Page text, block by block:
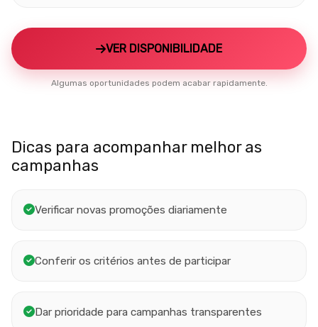
VER DISPONIBILIDADE
Algumas oportunidades podem acabar rapidamente.
Dicas para acompanhar melhor as
campanhas
Verificar novas promoções diariamente
Conferir os critérios antes de participar
Dar prioridade para campanhas transparentes